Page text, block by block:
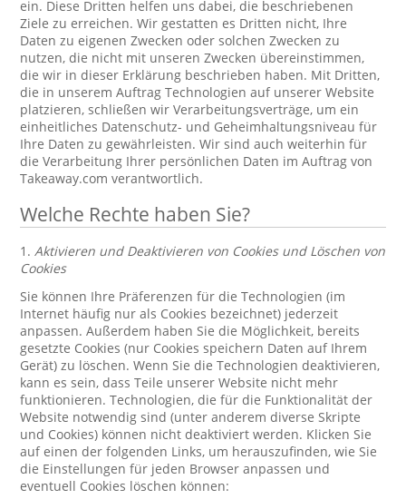
ein. Diese Dritten helfen uns dabei, die beschriebenen
Ziele zu erreichen. Wir gestatten es Dritten nicht, Ihre
Daten zu eigenen Zwecken oder solchen Zwecken zu
nutzen, die nicht mit unseren Zwecken übereinstimmen,
die wir in dieser Erklärung beschrieben haben. Mit Dritten,
die in unserem Auftrag Technologien auf unserer Website
platzieren, schließen wir Verarbeitungsverträge, um ein
einheitliches Datenschutz- und Geheimhaltungsniveau für
Ihre Daten zu gewährleisten. Wir sind auch weiterhin für
die Verarbeitung Ihrer persönlichen Daten im Auftrag von
Takeaway.com verantwortlich.
Welche Rechte haben Sie?
1.Aktivieren und Deaktivieren von Cookies und Löschen von
Cookies
Sie können Ihre Präferenzen für die Technologien (im
Internet häufig nur als Cookies bezeichnet) jederzeit
anpassen. Außerdem haben Sie die Möglichkeit, bereits
gesetzte Cookies (nur Cookies speichern Daten auf Ihrem
Gerät) zu löschen. Wenn Sie die Technologien deaktivieren,
kann es sein, dass Teile unserer Website nicht mehr
funktionieren. Technologien, die für die Funktionalität der
Website notwendig sind (unter anderem diverse Skripte
und Cookies) können nicht deaktiviert werden. Klicken Sie
auf einen der folgenden Links, um herauszufinden, wie Sie
die Einstellungen für jeden Browser anpassen und
eventuell Cookies löschen können: